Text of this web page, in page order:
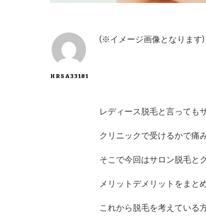
HRSA33181
(※イメージ画像となります)
レディース脱毛と言っても
クリニックで受けるかで痛
そこで今回はサロン脱毛と
メリットデメリットをまと
これから脱毛を考えている